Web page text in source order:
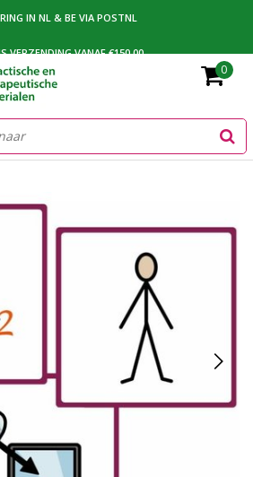
IN NL & BE VIA POSTNL
VERZENDING VANAF €150,00
IDEAL, BANCONTACT OF FACTUUR
0